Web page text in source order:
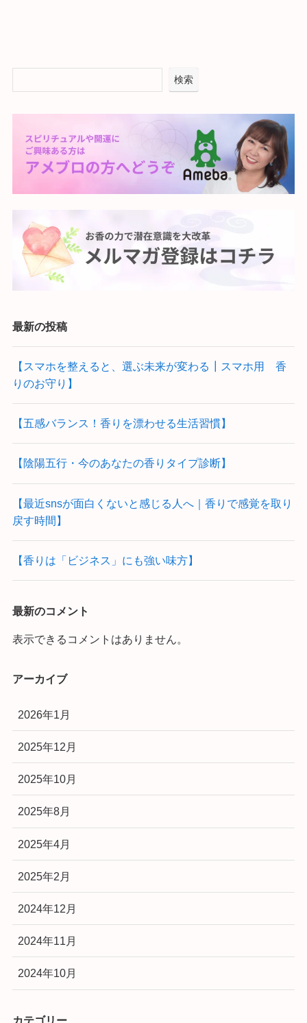
検索
最新の投稿
【スマホを整えると、選ぶ未来が変わる┃スマホ用 香
りのお守り】
【五感バランス！香りを漂わせる生活習慣】
【陰陽五行・今のあなたの香りタイプ診断】
【最近snsが面白くないと感じる人へ｜香りで感覚を取り
戻す時間】
【香りは「ビジネス」にも強い味方】
最新のコメント
表示できるコメントはありません。
アーカイブ
2026年1月
2025年12月
2025年10月
2025年8月
2025年4月
2025年2月
2024年12月
2024年11月
2024年10月
カテゴリー